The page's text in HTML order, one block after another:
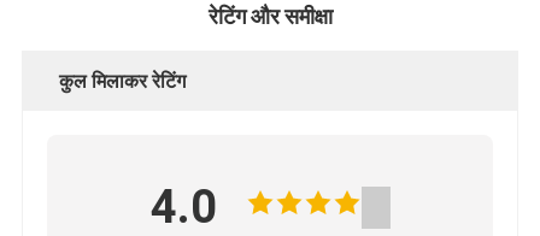
रेटिंग और समीक्षा
कुल मिलाकर रेटिंग
4.0